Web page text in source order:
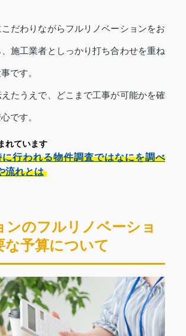
だわりながらフルリノベーションをお
施工業者としっかり打ち合わせを重ね
です。
たうえで、どこまで工事が可能かを確
です。
れています
行われる物件調査ではなにを調べ
流れとは
ンのフルリノベーショ
な予算について